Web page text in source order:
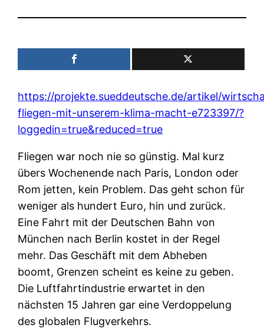
https://projekte.sueddeutsche.de/artikel/
fliegen-mit-unserem-klima-macht-e723397/?
loggedin=true&reduced=true
Fliegen war noch nie so günstig. Mal kurz
übers Wochenende nach Paris, London oder
Rom jetten, kein Problem. Das geht schon für
weniger als hundert Euro, hin und zurück.
Eine Fahrt mit der Deutschen Bahn von
München nach Berlin kostet in der Regel
mehr. Das Geschäft mit dem Abheben
boomt, Grenzen scheint es keine zu geben.
Die Luftfahrtindustrie erwartet in den
nächsten 15 Jahren gar eine Verdoppelung
des globalen Flugverkehrs.